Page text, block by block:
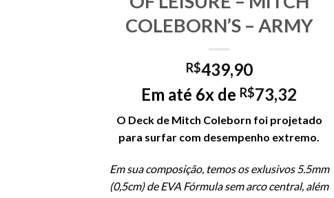
COLEBORN’S – ARMY
R$439,90
Em até 6x de R$73,32
O Deck de Mitch Coleborn foi projetado
para surfar com desempenho extremo.
Em sua composição, temos os exlusivos 5.5mm
(0,5cm) de EVA Fórmula sem arco central, além